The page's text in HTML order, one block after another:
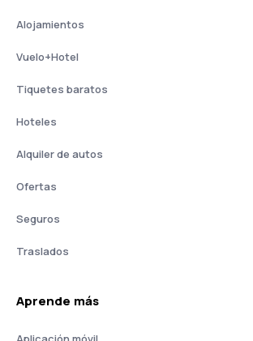
Alojamientos
Vuelo+Hotel
Tiquetes baratos
Hoteles
Alquiler de autos
Ofertas
Seguros
Traslados
Aprende más